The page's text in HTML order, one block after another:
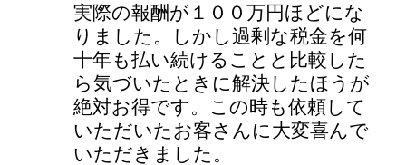
実際の報酬が１００万円ほどにな
りました。しかし過剰な税金を何
十年も払い続けることと比較した
ら気づいたときに解決したほうが
絶対お得です。この時も依頼して
いただいたお客さんに大変喜んで
いただきました。